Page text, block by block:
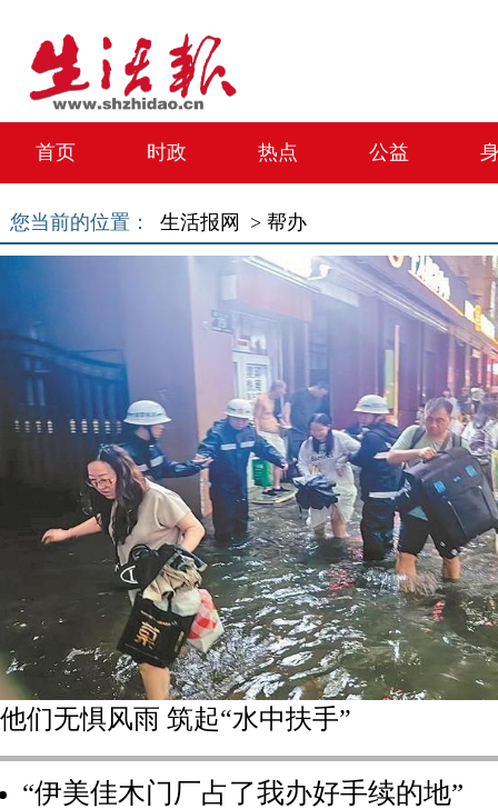
首页 时政 热点 公益
您当前的位置： 生活报网 > 帮办
他们无惧风雨 筑起“水中扶手”
“伊美佳木门厂占了我办好手续的地”